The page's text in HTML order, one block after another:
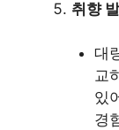
취향
대
교
있
경